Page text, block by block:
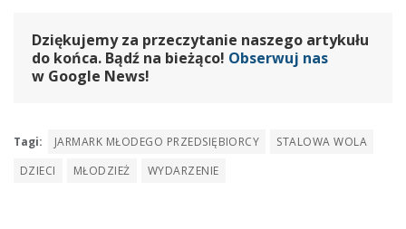
Dziękujemy za przeczytanie naszego artykułu
do końca. Bądź na bieżąco! Obserwuj nas
w Google News!
Tagi: JARMARK MŁODEGO PRZEDSIĘBIORCY
STALOWA WOLA
DZIECI
MŁODZIEŻ WYDARZENIE